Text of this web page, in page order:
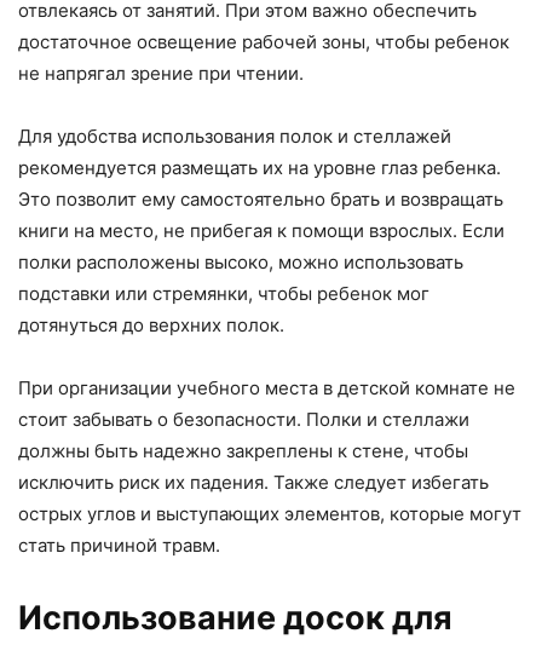
отвлекаясь от занятий. При этом важно обеспечить
достаточное освещение рабочей зоны, чтобы ребенок
не напрягал зрение при чтении.
Для удобства использования полок и стеллажей
рекомендуется размещать их на уровне глаз ребенка.
Это позволит ему самостоятельно брать и возвращать
книги на место, не прибегая к помощи взрослых. Если
полки расположены высоко, можно использовать
подставки или стремянки, чтобы ребенок мог
дотянуться до верхних полок.
При организации учебного места в детской комнате не
стоит забывать о безопасности. Полки и стеллажи
должны быть надежно закреплены к стене, чтобы
исключить риск их падения. Также следует избегать
острых углов и выступающих элементов, которые могут
стать причиной травм.
Использование досок для